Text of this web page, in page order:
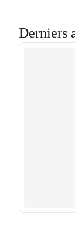
Derniers